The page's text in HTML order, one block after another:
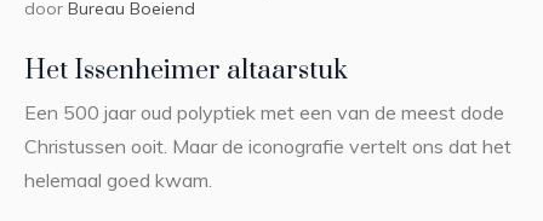
door Bureau Boeiend
Het Issenheimer altaarstuk
Een 500 jaar oud polyptiek met een van de meest dode
Christussen ooit. Maar de iconografie vertelt ons dat het
helemaal goed kwam.